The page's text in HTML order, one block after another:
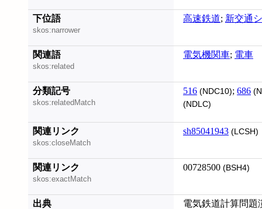
下位語
skos:narrower
高速鉄道; 新交通
関連語
skos:related
電気機関車; 電車
分類記号
skos:relatedMatch
516 (NDC10); 686
(NDLC)
関連リンク
skos:closeMatch
sh85041943 (LCSH)
関連リンク
skos:exactMatch
00728500 (BSH4)
出典
電気鉄道計算問題